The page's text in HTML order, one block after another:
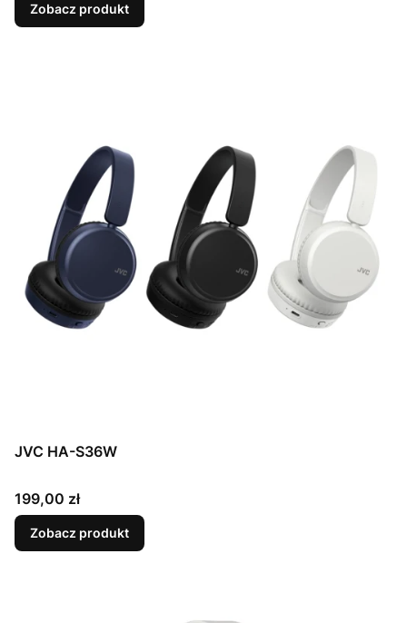
Zobacz produkt
JVC HA-S36W
Cena
199,00 zł
Zobacz produkt